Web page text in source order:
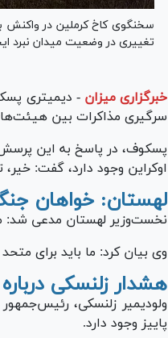
سخنگوی کاخ کرملین در واکنش
تغییری در وضعیت میدان نبرد
خبرگزاری میزان - دیمیتری
سرگیری مذاکرات بین
پسکوف، در پاسخ به این پرسش
اوکراین وجود دارد، گفت:
لهستان: خواهان
نخست‌وزیر لهستان مدعی شد:
وی بیان کرد: ما باید برای
هشدار زلنسکی
ولودیمیر زلنسکی،
پاییز وجود دارد.